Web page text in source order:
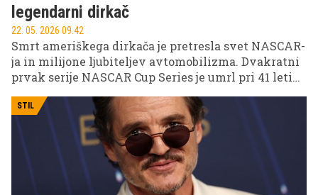
legendarni dirkač
22. 05. 2026 09.42
Smrt ameriškega dirkača je pretresla svet NASCAR-
ja in milijone ljubiteljev avtomobilizma. Dvakratni
prvak serije NASCAR Cup Series je umrl pri 41 letih
odzivov med vozniki, ekipami in navijači po vsem
STIL